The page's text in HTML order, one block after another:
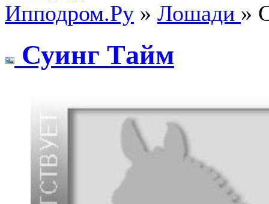
Ипподром.Ру » Лошади »
Суинг Тaйм